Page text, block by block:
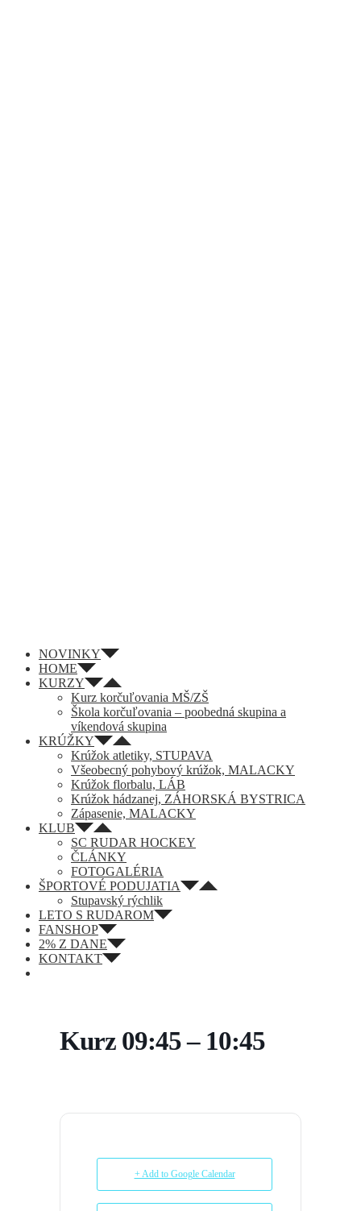
NOVINKY
HOME
KURZY
Kurz korčuľovania MŠ/ZŠ
Škola korčuľovania – poobedná skupina a
víkendová skupina
KRÚŽKY
Krúžok atletiky, STUPAVA
Všeobecný pohybový krúžok, MALACKY
Krúžok florbalu, LÁB
Krúžok hádzanej, ZÁHORSKÁ BYSTRICA
Zápasenie, MALACKY
KLUB
SC RUDAR HOCKEY
ČLÁNKY
FOTOGALÉRIA
ŠPORTOVÉ PODUJATIA
Stupavský rýchlik
LETO S RUDAROM
FANSHOP
2% Z DANE
KONTAKT
Kurz 09:45 – 10:45
+ Add to Google Calendar